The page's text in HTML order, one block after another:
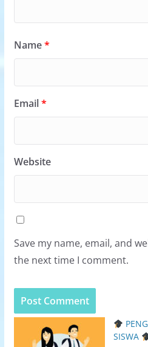
Name*
Email*
Website
Save my name, email, and
the next time I comment.
SISWA